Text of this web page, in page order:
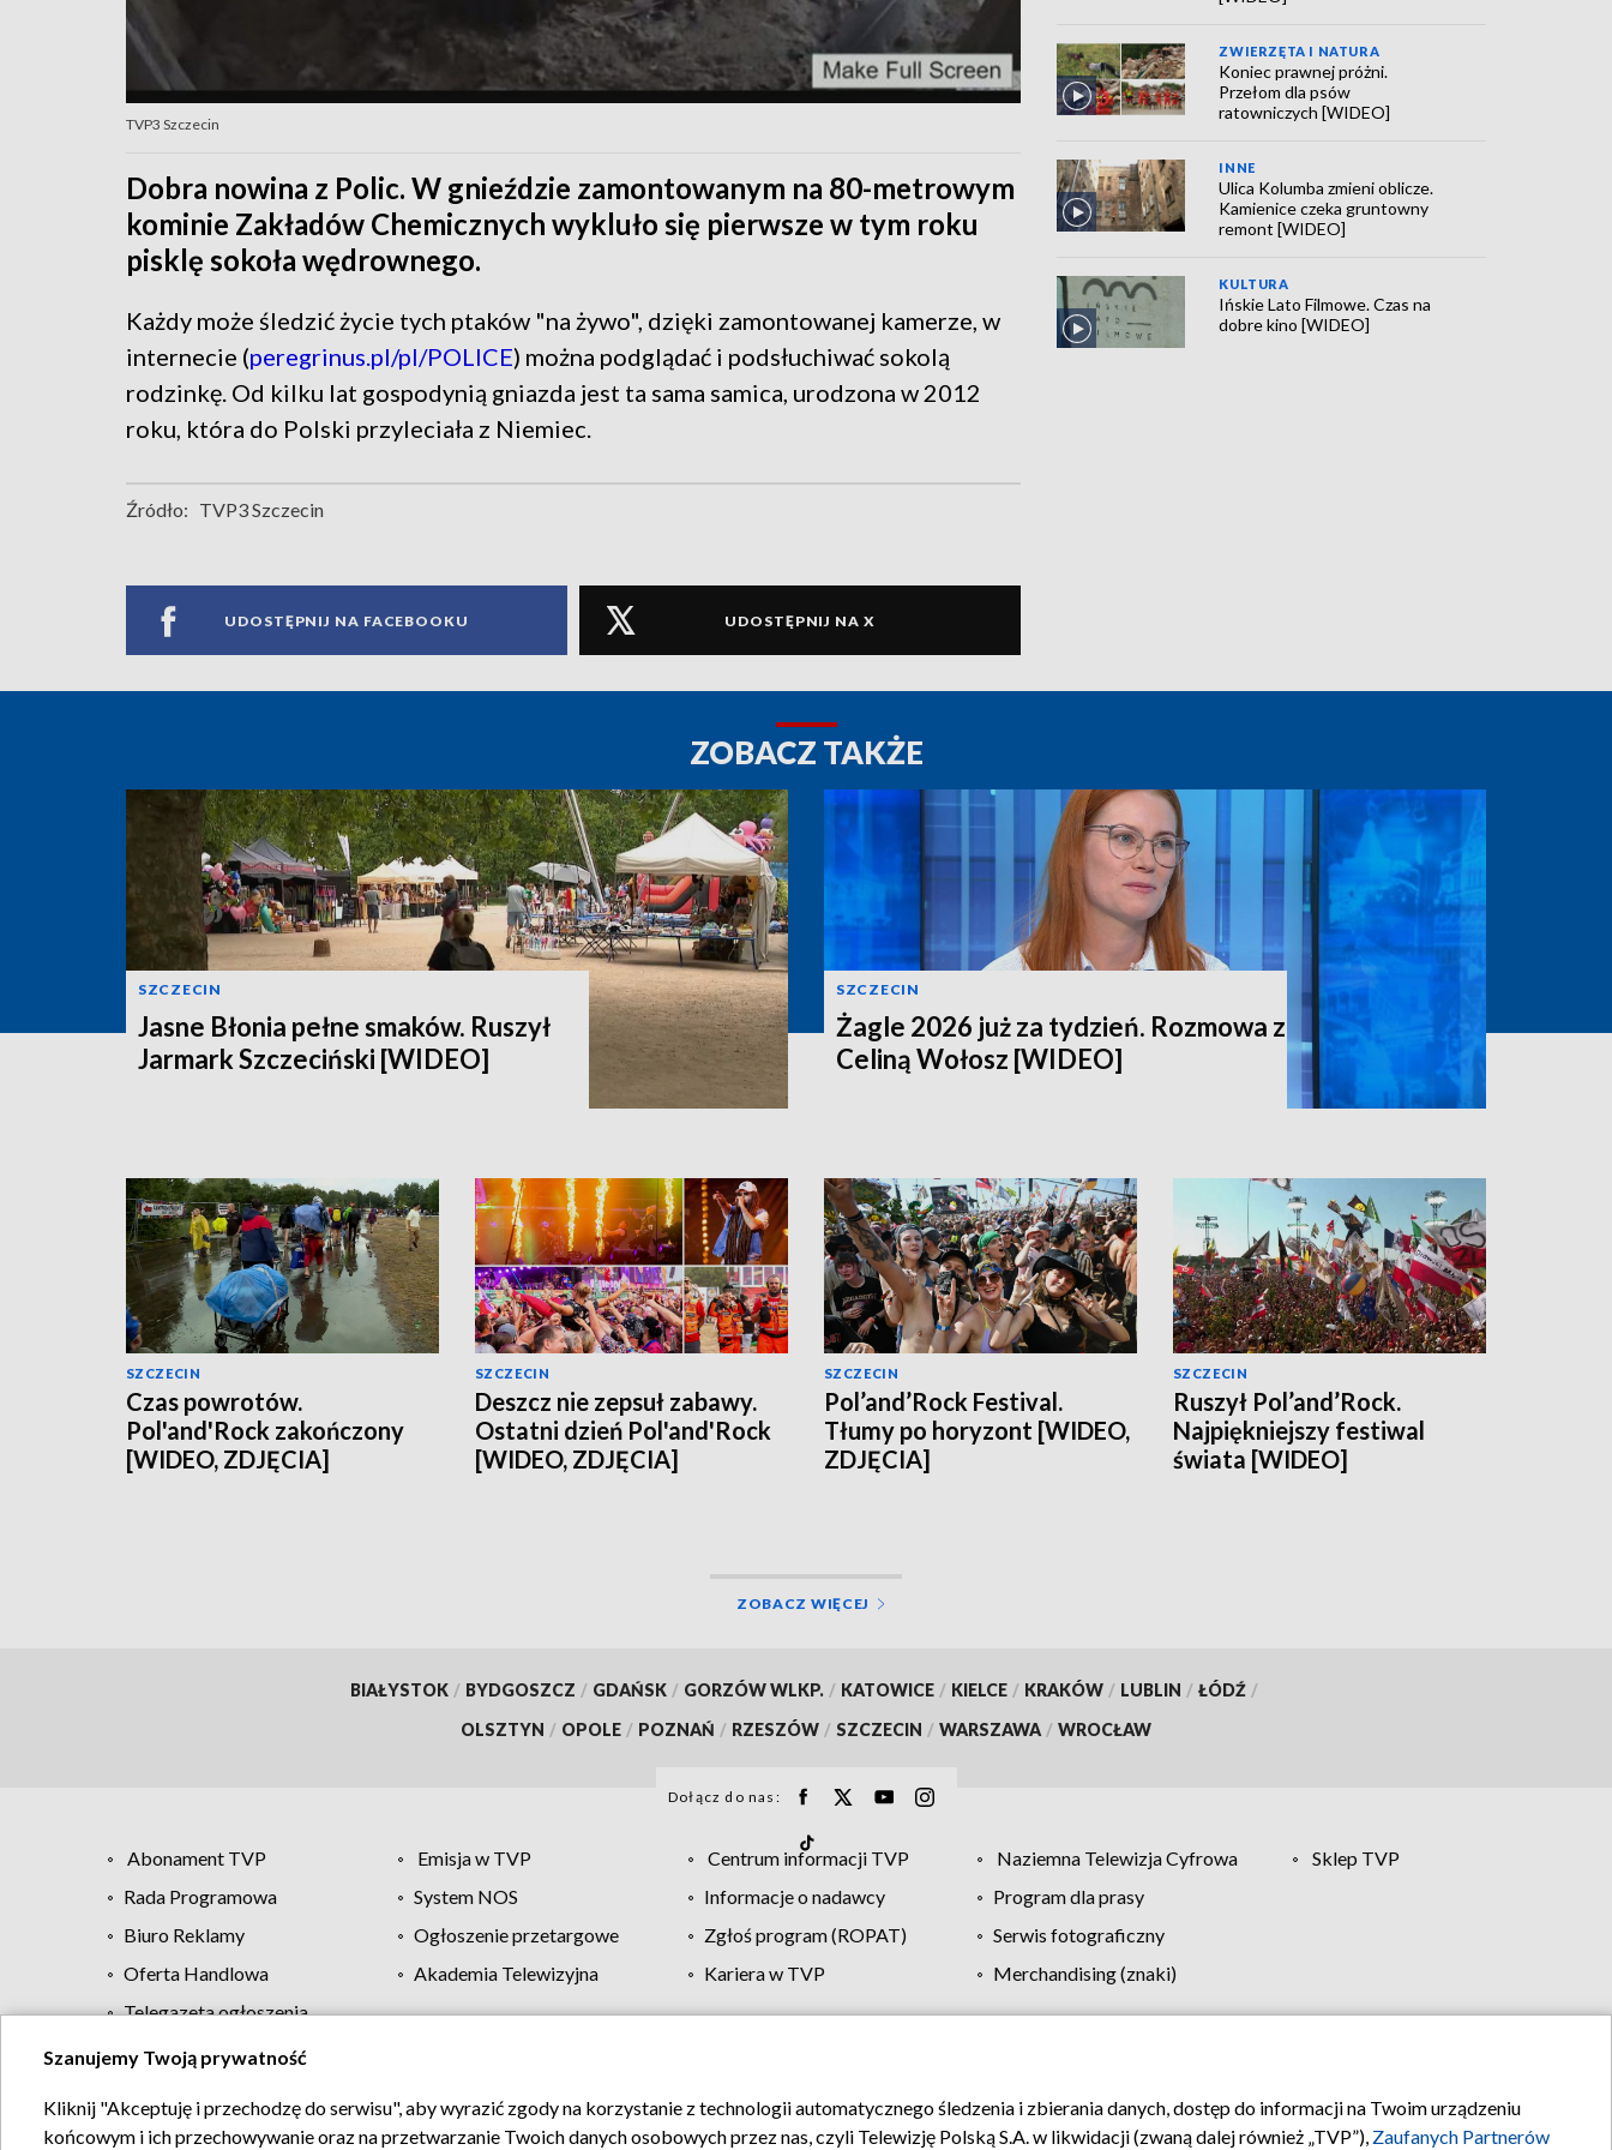
TVP3 Szczecin
Dobra nowina z Polic. W gnieździe zamontowanym na 80-metrowym
kominie Zakładów Chemicznych wykluło się pierwsze w tym roku
pisklę sokoła wędrownego.
Każdy może śledzić życie tych ptaków "na żywo", dzięki zamontowanej kamerze, w
internecie (peregrinus.pl/pl/POLICE) można podglądać i podsłuchiwać sokolą
rodzinkę. Od kilku lat gospodynią gniazda jest ta sama samica, urodzona w 2012
roku, która do Polski przyleciała z Niemiec.
Źródło: TVP3 Szczecin
UDOSTĘPNIJ NA FACEBOOKU UDOSTĘPNIJ NA X
ZWIERZĘTA I NATURA
Koniec prawnej próżni.
Przełom dla psów
ratowniczych [WIDEO]
INNE
Ulica Kolumba zmieni oblicze.
Kamienice czeka gruntowny
remont [WIDEO]
KULTURA
Ińskie Lato Filmowe. Czas na
dobre kino [WIDEO]
ZOBACZ TAKŻE
SZCZECIN
Jasne Błonia pełne smaków. Ruszył
Jarmark Szczeciński [WIDEO]
SZCZECIN
Żagle 2026 już za tydzień. Rozmowa z
Celiną Wołosz [WIDEO]
SZCZECIN
Czas powrotów.
Pol'and'Rock zakończony
[WIDEO, ZDJĘCIA]
SZCZECIN
Deszcz nie zepsuł zabawy.
Ostatni dzień Pol'and'Rock
[WIDEO, ZDJĘCIA]
SZCZECIN
Pol’and’Rock Festival.
Tłumy po horyzont [WIDEO,
ZDJĘCIA]
SZCZECIN
Ruszył Pol’and’Rock.
Najpiękniejszy festiwal
świata [WIDEO]
ZOBACZ WIĘCEJ
BIAŁYSTOK / BYDGOSZCZ / GDAŃSK / GORZÓW WLKP. / KATOWICE / KIELCE / KRAKÓW / LUBLIN / ŁÓDŹ /
OLSZTYN / OPOLE / POZNAŃ / RZESZÓW / SZCZECIN / WARSZAWA / WROCŁAW
Dołącz do nas:
Abonament TVP Emisja w TVP Centrum informacji TVP Naziemna Telewizja Cyfrowa
Sklep TVP
Rada Programowa
System NOS Informacje o nadawcy
Program dla prasy
Biuro Reklamy
Ogłoszenie przetargowe Zgłoś program (ROPAT)
Serwis fotograficzny
Oferta Handlowa
Akademia Telewizyjna Kariera w TVP
Merchandising (znaki)
Telegazeta ogłoszenia
Regulamin TVP Polityka prywatności Moje zgody Pomoc Biuro reklamy Kontakt
Szanujemy Twoją prywatność
Kliknij "Akceptuję i przechodzę do serwisu", aby wyrazić zgody na korzystanie z technologii automatycznego śledzenia i zbierania danych, dostęp do informacji na Twoim urządzeniu
końcowym i ich przechowywanie oraz na przetwarzanie Twoich danych osobowych przez nas, czyli Telewizję Polską S.A. w likwidacji (zwaną dalej również „TVP”), Zaufanych Partnerów